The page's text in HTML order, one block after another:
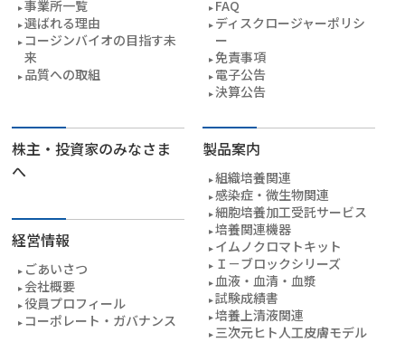
事業所一覧
選ばれる理由
コージンバイオの目指す未
来
品質への取組
株主・投資家のみなさま
へ
経営情報
ごあいさつ
会社概要
役員プロフィール
コーポレート・ガバナンス
FAQ
ディスクロージャーポリシ
ー
免責事項
電子公告
決算公告
製品案内
組織培養関連
感染症・微生物関連
細胞培養加工受託サービス
培養関連機器
イムノクロマトキット
Ｉ－ブロックシリーズ
血液・血清・血漿
試験成績書
培養上清液関連
三次元ヒト人工皮膚モデル